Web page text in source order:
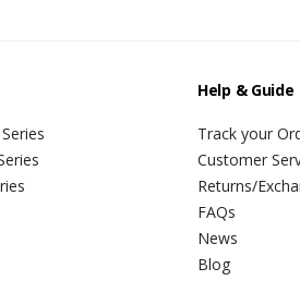
Help & Guide
Track your
Customer
Returns/
FAQs
News
Blog